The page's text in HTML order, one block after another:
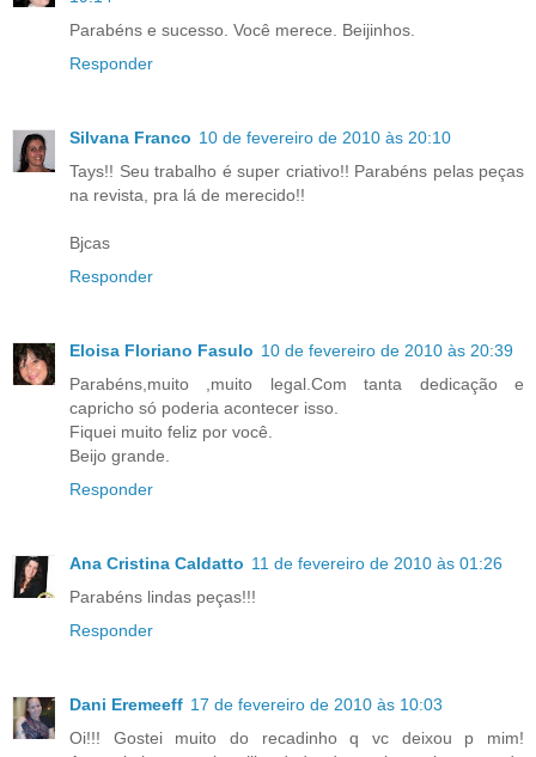
Parabéns e sucesso. Você merece. Beijinhos.
Responder
Silvana Franco 10 de fevereiro de 2010 às 20:10
Tays!! Seu trabalho é super criativo!! Parabéns pelas peças
na revista, pra lá de merecido!!
Bjcas
Responder
Eloisa Floriano Fasulo 10 de fevereiro de 2010 às 20:39
Parabéns,muito ,muito legal.Com tanta dedicação e
capricho só poderia acontecer isso.
Fiquei muito feliz por você.
Beijo grande.
Responder
Ana Cristina Caldatto 11 de fevereiro de 2010 às 01:26
Parabéns lindas peças!!!
Responder
Dani Eremeeff 17 de fevereiro de 2010 às 10:03
Oi!!! Gostei muito do recadinho q vc deixou p mim!